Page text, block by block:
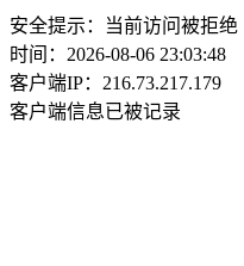
安全提示：当前访问被拒绝
时间：2026-08-06 23:03:48
客户端IP：216.73.217.179
客户端信息已被记录